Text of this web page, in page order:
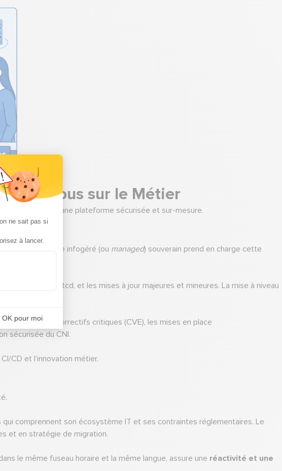
vous sur le Métier
en conservant une plateforme sécurisée et sur-mesure.
Le modèle infogéré (ou managed) souverain prend en charge cette
, la réplication d’etcd, et les mises à jour majeures et mineures. La mise à niveau
des correctifs critiques (CVE), les mises en place
sécurisée du CNI.
CD et l’innovation métier.
qui comprennent son écosystème IT et ses contraintes réglementaires. Le
et en stratégie de migration.
le même fuseau horaire et la même langue, assure une réactivité et une